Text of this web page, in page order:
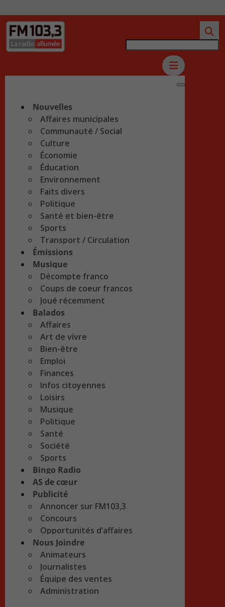
Nouvelles
Affaires municipales
Communauté / Social
Culture
Économie
Éducation
Environnement
Faits divers
Politique
Santé et bien-être
Sports
Transport / Circulation
Émissions
Musique
Décompte franco
Coups de coeur francos
Joué récemment
Balados
Affaires
Art de vivre
Bien-être
Emploi
Finances
Infos citoyennes
Loisirs
Musique
Politique
Santé
Société
Sports
Bingo Radio
AS de cœur
Publicité
Annoncer sur FM103,3
Concours
Opportunités d’affaires
Nous Joindre
Animateurs
Journalistes
Équipe des ventes
Administration